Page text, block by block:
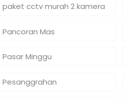
paket cctv murah 2 kamera
Pancoran Mas
Pasar Minggu
Pesanggrahan